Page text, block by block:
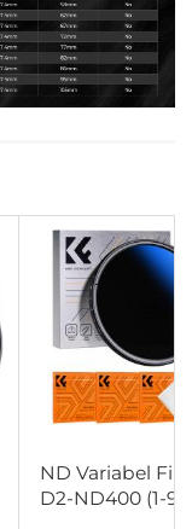
ND Variabel
D2-ND400 (1-9